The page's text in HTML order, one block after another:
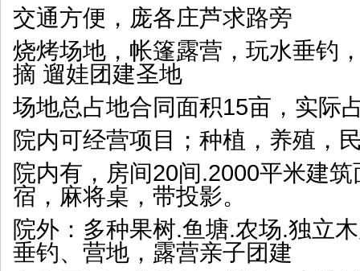
交通方便，庞各庄芦求路旁
烧烤场地，帐篷露营，玩水垂钓
摘 遛娃团建圣地
场地总占地合同面积15亩，实际
院内可经营项目；种植，养殖，
院内有，房间20间.2000平米建
宿，麻将桌，带投影。
院外：多种果树.鱼塘.农场.独立
垂钓、营地，露营亲子团建